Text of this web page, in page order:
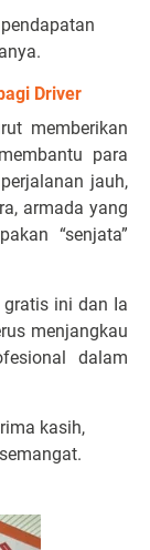
Driver
memberikan
para
jauh,
armada yang
“senjata”
ini dan Ia
menjangkau
dalam
kasih,